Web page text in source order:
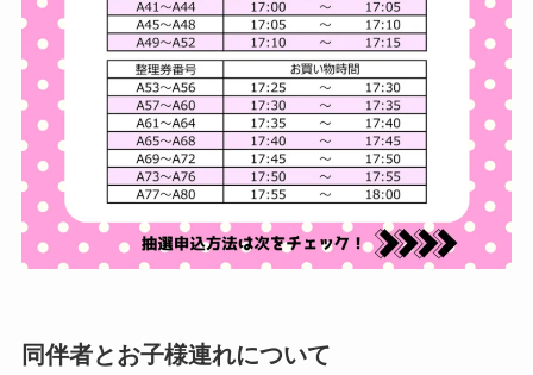
同伴者とお子様連れについて